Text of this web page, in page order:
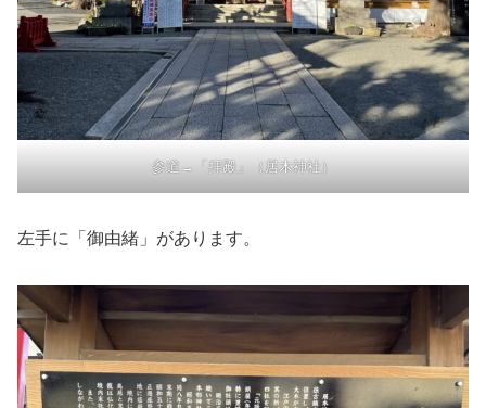
参道→「拝殿」（居木神社）
左手に「御由緒」があります。